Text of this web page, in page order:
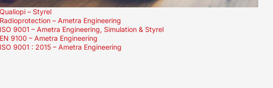
– Styrel
– Ametra Engineering
9001 – Ametra Engineering, Simulation & Styrel
9100 – Ametra Engineering
9001 : 2015 – Ametra Engineering